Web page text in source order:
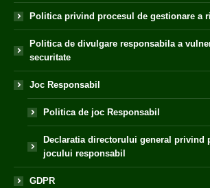
Politica privind procesul de gestionare a
Politica de divulgare responsabila a
securitate
Joc Responsabil
Politica de joc Responsabil
Declaratia directorului general privind
jocului responsabil
GDPR